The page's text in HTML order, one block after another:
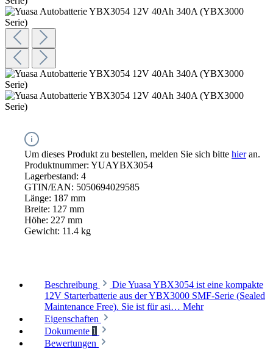
Um dieses Produkt zu bestellen, melden Sie sich bitte hieran.
Produktnummer: YUAYBX3054
Lagerbestand: 4
GTIN/EAN: 5050694029585
Länge: 187 mm
Breite: 127 mm
Höhe: 227 mm
Gewicht: 11.4 kg
Beschreibung
Die Yuasa YBX3054 ist eine kompakte
12V Starterbatterie aus der YBX3000 SMF-Serie (Sealed
Maintenance Free). Sie ist für asi… Mehr
Eigenschaften
Dokumente 1
Bewertungen